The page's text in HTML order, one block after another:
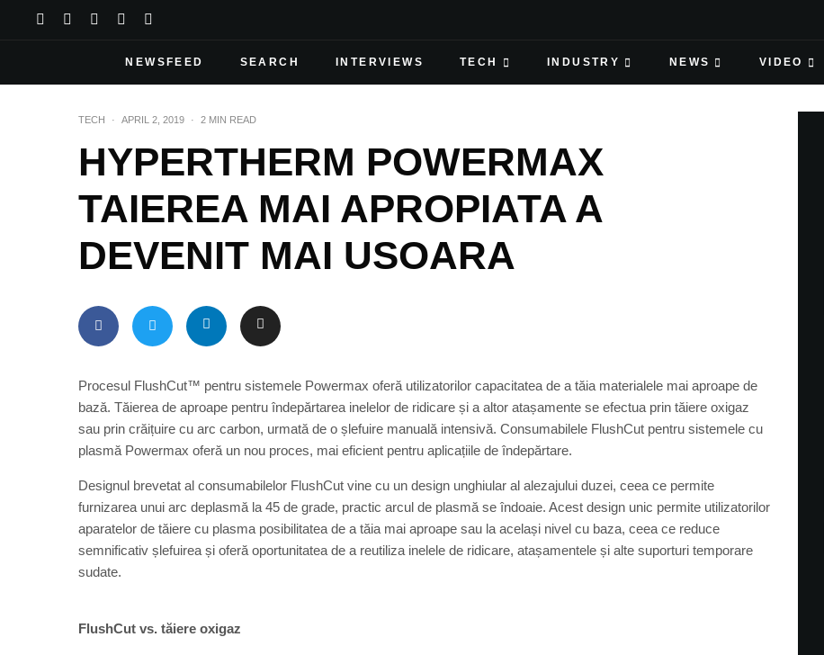
NEWSFEED SEARCH INTERVIEWS TECH INDUSTRY NEWS VIDEO
TECH · APRIL 2, 2019 · 2 MIN READ
HYPERTHERM POWERMAX
TAIEREA MAI APROPIATA A
DEVENIT MAI USOARA
Procesul FlushCut™ pentru sistemele Powermax oferă utilizatorilor capacitatea de a tăia materialele mai aproape de
bază. Tăierea de aproape pentru îndepărtarea inelelor de ridicare și a altor atașamente se efectua prin tăiere oxigaz
sau prin crăițuire cu arc carbon, urmată de o șlefuire manuală intensivă. Consumabilele FlushCut pentru sistemele cu
plasmă Powermax oferă un nou proces, mai eficient pentru aplicațiile de îndepărtare.
Designul brevetat al consumabilelor FlushCut vine cu un design unghiular al alezajului duzei, ceea ce permite
furnizarea unui arc deplasmă la 45 de grade, practic arcul de plasmă se îndoaie. Acest design unic permite utilizatorilor
aparatelor de tăiere cu plasma posibilitatea de a tăia mai aproape sau la același nivel cu baza, ceea ce reduce
semnificativ șlefuirea și oferă oportunitatea de a reutiliza inelele de ridicare, atașamentele și alte suporturi temporare
sudate.
FlushCut vs. tăiere oxigaz